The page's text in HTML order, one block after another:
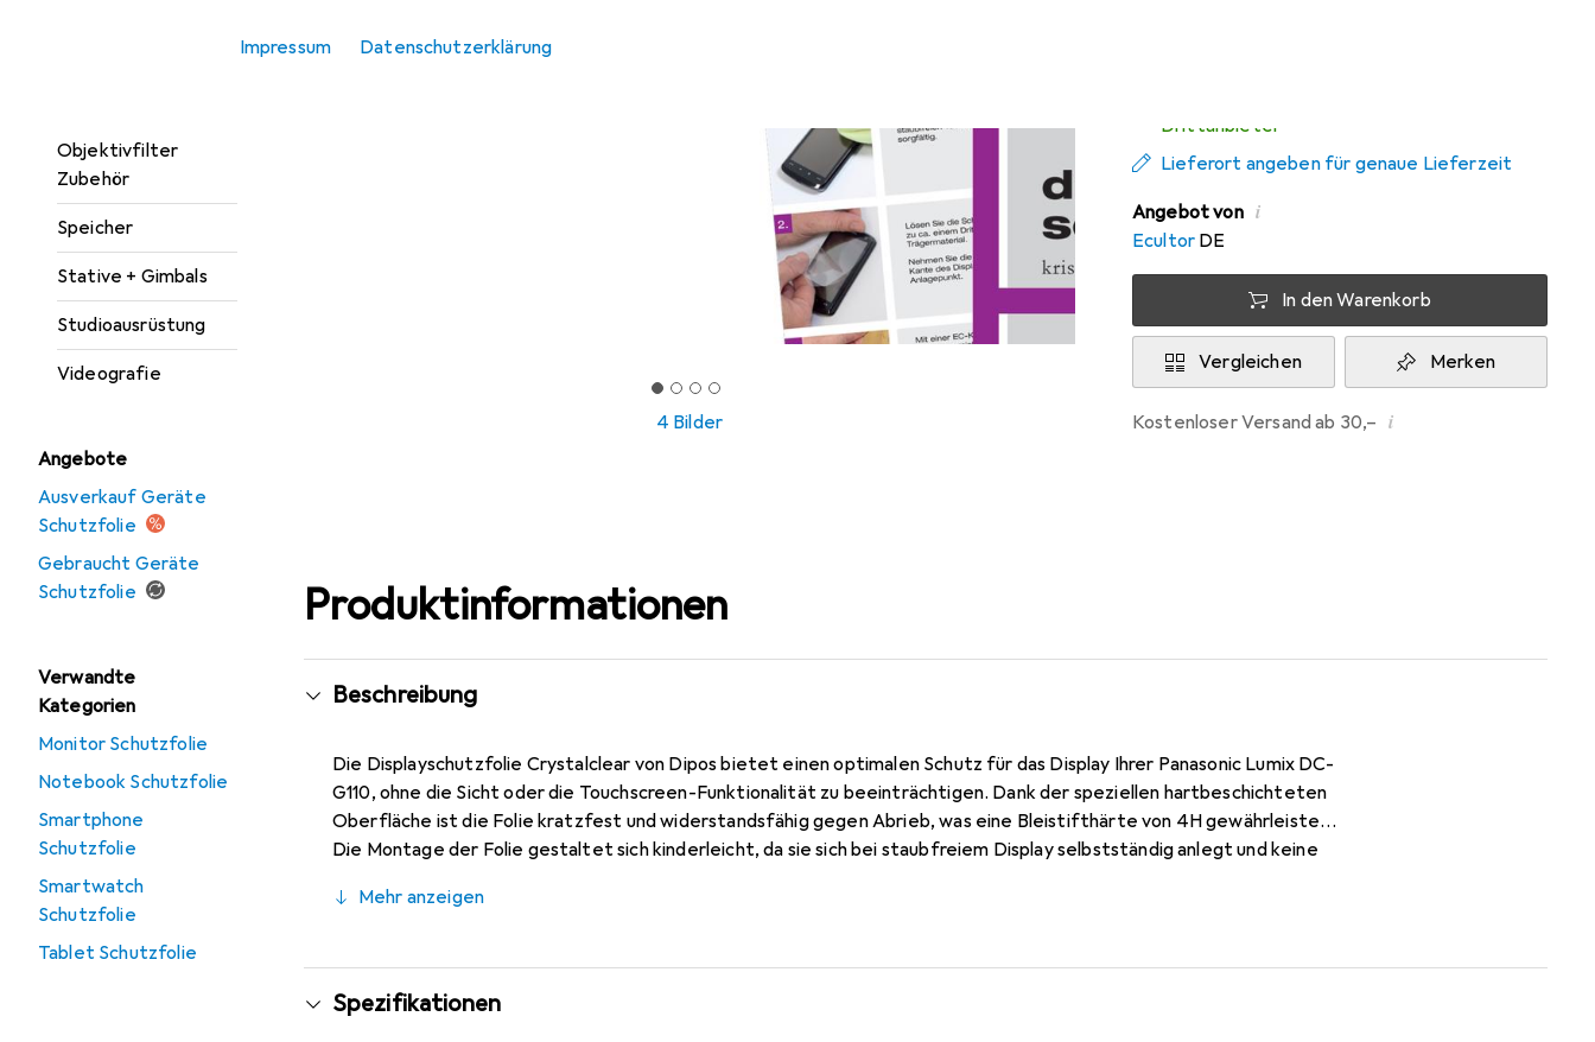
Impressum Datenschutzerklärung
Objektivfilter
Zubehör
Speicher
Stative + Gimbals
Studioausrüstung
Videografie
Angebote
Ausverkauf Geräte
Schutzfolie
Gebraucht Geräte
Schutzfolie
Verwandte
Kategorien
Monitor Schutzfolie
Notebook Schutzfolie
Smartphone
Schutzfolie
Smartwatch
Schutzfolie
Tablet Schutzfolie
4 Bilder
Drittanbieter
Lieferort angeben für genaue Lieferzeit
Angebot von i
Ecultor DE
In den Warenkorb
Vergleichen Merken
Kostenloser Versand ab 30,– i
Produktinformationen
Beschreibung
Die Displayschutzfolie Crystalclear von Dipos bietet einen optimalen Schutz für das Display Ihrer Panasonic Lumix DC-
G110, ohne die Sicht oder die Touchscreen-Funktionalität zu beeinträchtigen. Dank der speziellen hartbeschichteten
Oberfläche ist die Folie kratzfest und widerstandsfähig gegen Abrieb, was eine Bleistifthärte von 4H gewährleistet.
Die Montage der Folie gestaltet sich kinderleicht, da sie sich bei staubfreiem Display selbstständig anlegt und keine
garantiert die Folie höchste Qualität durch den Einsatz modernster Laserschnitt-Technik, die eine optimale
Mehr anzeigen
Spezifikationen